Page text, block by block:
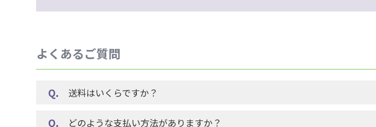
よくあるご質問
送料はいくらですか？
どのような支払い方法がありますか？